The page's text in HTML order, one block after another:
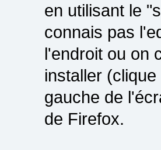
en utilisant le
connais pas
l'endroit ou on
installer
gauche de
de Firefox.